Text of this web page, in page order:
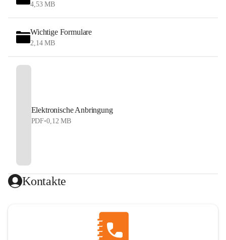
4,53 MB
Wichtige Formulare
2,14 MB
Elektronische Anbringung
PDF•0,12 MB
Kontakte